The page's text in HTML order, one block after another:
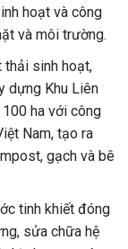
hoạt và công
và môi trường.
thải sinh hoạt,
dựng Khu Liên
ha với công
Nam, tạo ra
gạch và bê
tinh khiết đóng
sửa chữa hệ